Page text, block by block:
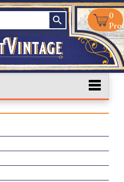
search
0